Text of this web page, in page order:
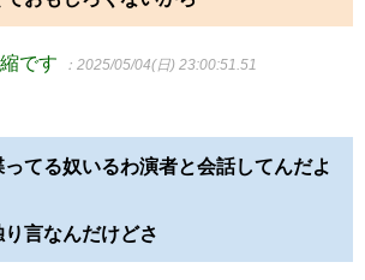
です ：2025/05/04(日) 23:00:51.51
てる奴いるわ演者と会話してんだよ
言なんだけどさ